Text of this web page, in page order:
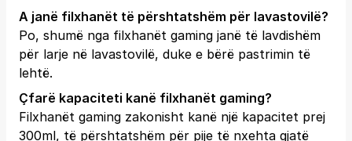
A janë filxhanët të përshtatshëm për lavastovilë?
Po, shumë nga filxhanët gaming janë të lavdishëm
për larje në lavastovilë, duke e bërë pastrimin të
lehtë.
Çfarë kapaciteti kanë filxhanët gaming?
Filxhanët gaming zakonisht kanë një kapacitet prej
300ml, të përshtatshëm për pije të nxehta gjatë